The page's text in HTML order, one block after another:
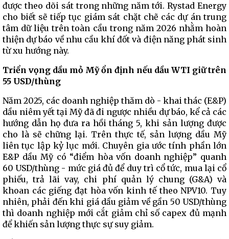
được theo dõi sát trong những năm tới. Rystad Energy
cho biết sẽ tiếp tục giám sát chặt chẽ các dự án trung
tâm dữ liệu trên toàn cầu trong năm 2026 nhằm hoàn
thiện dự báo về nhu cầu khí đốt và điện năng phát sinh
từ xu hướng này.
Triển vọng dầu mỏ Mỹ ổn định nếu dầu WTI giữ trên
55 USD/thùng
Năm 2025, các doanh nghiệp thăm dò - khai thác (E&P)
dầu niêm yết tại Mỹ đã đi ngược nhiều dự báo, kể cả các
hướng dẫn họ đưa ra hồi tháng 5, khi sản lượng được
cho là sẽ chững lại. Trên thực tế, sản lượng dầu Mỹ
liên tục lập kỷ lục mới. Chuyên gia ước tính phần lớn
E&P dầu Mỹ có “điểm hòa vốn doanh nghiệp” quanh
60 USD/thùng - mức giá đủ để duy trì cổ tức, mua lại cổ
phiếu, trả lãi vay, chi phí quản lý chung (G&A) và
khoan các giếng đạt hòa vốn kinh tế theo NPV10. Tuy
nhiên, phải đến khi giá dầu giảm về gần 50 USD/thùng
thì doanh nghiệp mới cắt giảm chỉ số capex đủ mạnh
để khiến sản lượng thực sự suy giảm.